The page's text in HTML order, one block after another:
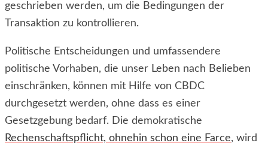
geschrieben werden, um die Bedingungen der
Transaktion zu kontrollieren.
Politische Entscheidungen und umfassendere
politische Vorhaben, die unser Leben nach Belieben
einschränken, können mit Hilfe von CBDC
durchgesetzt werden, ohne dass es einer
Gesetzgebung bedarf. Die demokratische
Rechenschaftspflicht, ohnehin schon eine Farce, wird